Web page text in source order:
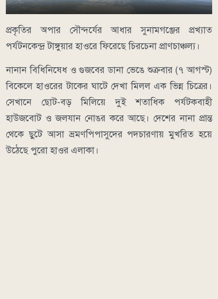
​প্রকৃতির অপার সৌন্দর্যের আধার সুনামগঞ্জের প্রখ্যাত
পর্যটনকেন্দ্র টাঙ্গুয়ার হাওরে ফিরেছে চিরচেনা প্রাণচাঞ্চল্য।
নানান বিধিনিষেধ ও গুজবের ডানা ভেঙে শুক্রবার (৭ আগস্ট)
বিকেলে হাওরের টাকের ঘাটে দেখা মিলল এক ভিন্ন চিত্রের।
সেখানে ছোট-বড় মিলিয়ে দুই শতাধিক পর্যটকবাহী
হাউজবোট ও জলযান নোঙর করে আছে। দেশের নানা প্রান্ত
থেকে ছুটে আসা ভ্রমণপিপাসুদের পদচারণায় মুখরিত হয়ে
উঠেছে পুরো হাওর এলাকা।